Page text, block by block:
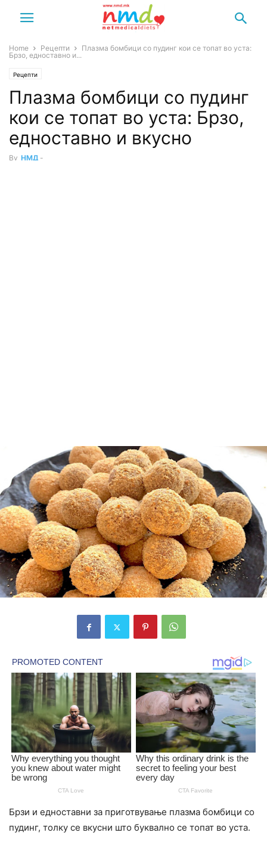
Home Рецепти
Плазма бомбици со пудинг кои се топат во уста:
Брзо, едноставно и...
Рецепти
Плазма бомбици со пудинг
кои се топат во уста: Брзо,
едноставно и вкусно
By НМД -
Брзи и едноставни за приготвување плазма бомбици со
пудинг, толку се вкусни што буквално се топат во уста.